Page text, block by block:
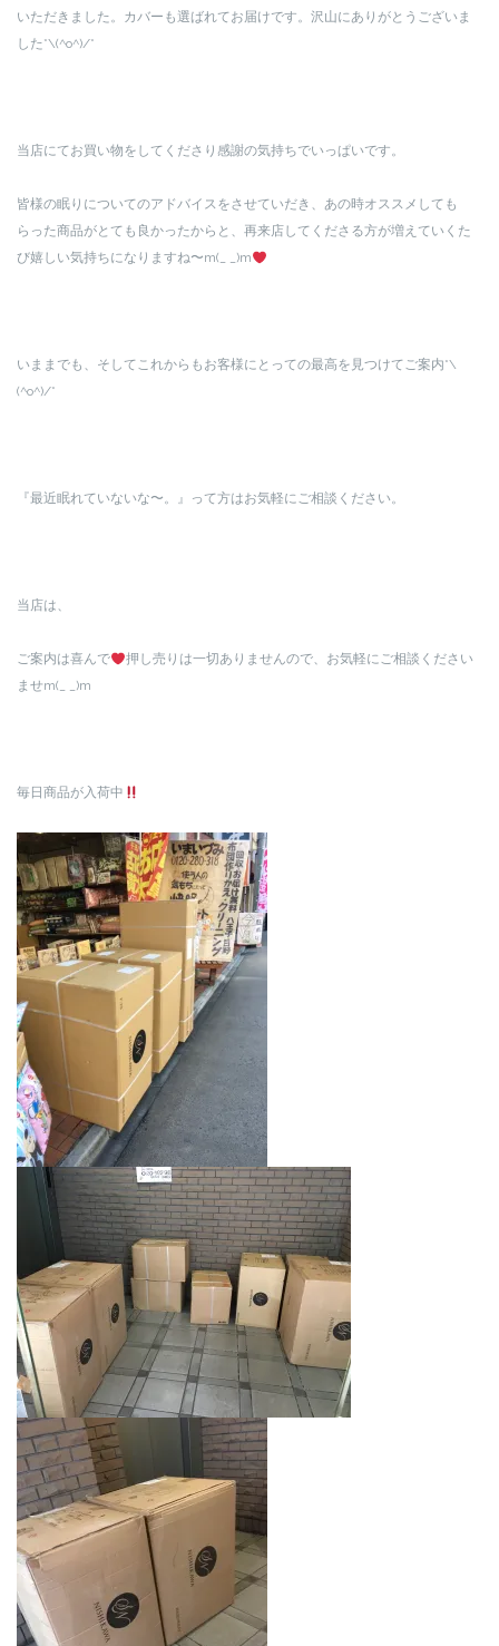
いただきました。カバーも選ばれてお届けです。沢山にありがとうございま
した*\(^o^)/*
当店にてお買い物をしてくださり感謝の気持ちでいっぱいです。
皆様の眠りについてのアドバイスをさせていだき、あの時オススメしても
らった商品がとても良かったからと、再来店してくださる方が増えていくた
び嬉しい気持ちになりますね〜m(_ _)m
いままでも、そしてこれからもお客様にとっての最高を見つけてご案内*\
(^o^)/*
『最近眠れていないな〜。』って方はお気軽にご相談ください。
当店は、
ご案内は喜んで
押し売りは一切ありませんので、お気軽にご相談ください
ませm(_ _)m
毎日商品が入荷中